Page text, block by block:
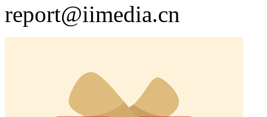
report@iimedia.cn